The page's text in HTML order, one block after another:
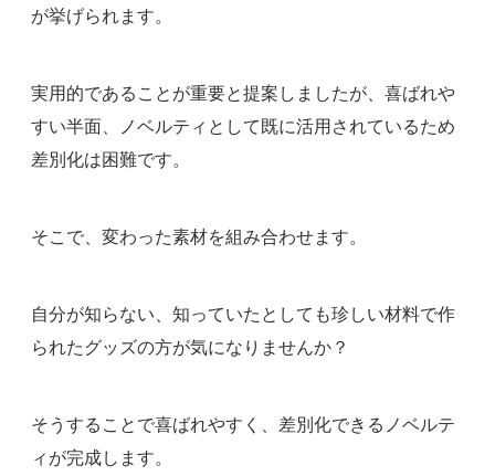
が挙げられます。
実用的であることが重要と提案しましたが、喜ばれや
すい半面、ノベルティとして既に活用されているため
差別化は困難です。
そこで、変わった素材を組み合わせます。
自分が知らない、知っていたとしても珍しい材料で作
られたグッズの方が気になりませんか？
そうすることで喜ばれやすく、差別化できるノベルテ
ィが完成します。